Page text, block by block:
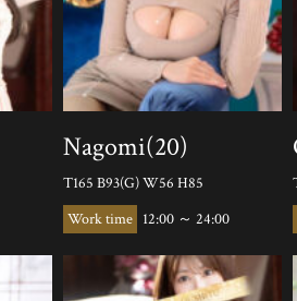
Nagomi(20)
T165 B93(G) W56 H85
12:00 ～ 24:00